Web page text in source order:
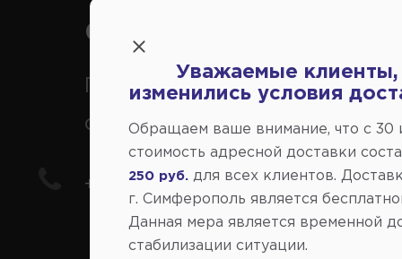
Справочный центр:
Продажа запчастей на
отечественные авто
+7(978) 206-206-5
Уважаемые клиенты,
изменились условия
Обращаем ваше внимание, что c 30
стоимость адресной доставки
250 руб. для всех клиентов.
г. Симферополь является
Данная мера является временной
стабилизации ситуации.